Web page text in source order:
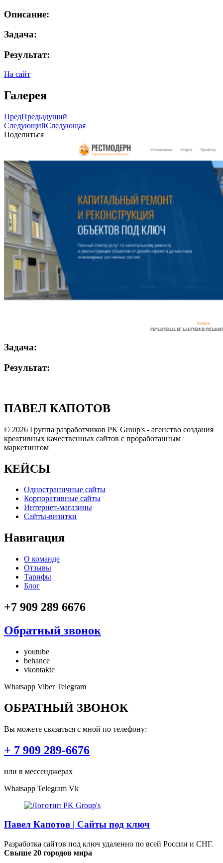
Описание:
Задача:
Результат:
На сайт
Галерея
ПредПредыдущий
СледующийСледующая
Поделиться
Задача:
Результат:
ПАВЕЛ КАПОТОВ
© 2026 Группа разработчиков PK Group's - агенство создания
креативных качественных сайтов с проработанным
маркетингом
КЕЙСЫ
Одностраничные сайты
Корпоративные сайты
Интернет-магазины
Сайты-визитки
Навигация
О команде
Отзывы
Тарифы
Блог
+7 909 289 6676
Обратный звонок
youtube
behance
vkontakte
Whatsapp Viber Telegram
ОБРАТНЫЙ ЗВОНОК
Вы можете связаться с мной по телефону:
+ 7 909 289-6676
или в мессенджерах
Whatsapp Telegram Vk
Павел Капотов | Cайты под ключ
Разработка сайтов под ключ удаленно по всей России и СНГ.
Свыше 20 городов мира